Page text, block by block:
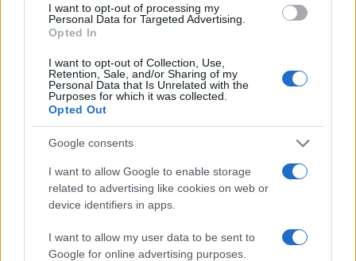
I want to opt-out of processing my
Personal Data for Targeted Advertising.
Opted In
I want to opt-out of Collection, Use,
Retention, Sale, and/or Sharing of my
Personal Data that Is Unrelated with the
Purposes for which it was collected.
Opted Out
Google consents
I want to allow Google to enable storage
related to advertising like cookies on web or
device identifiers in apps.
I want to allow my user data to be sent to
Google for online advertising purposes.
F
a
ce
b
o
o
k
T
w
it
te
r
Pi
n
te
re
st
W
h
at
s
A
p
S
h
a
re
Articolo precedente
Prossimo articolo
NOTIZIE RECENTI
Sangue, musica e solidarietà con Avis Olbia al
Delta Center